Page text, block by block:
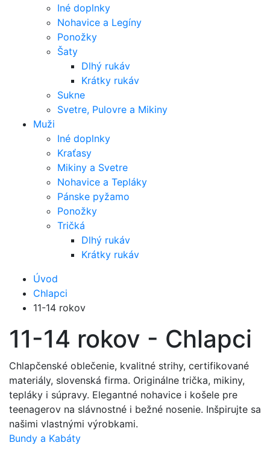
Iné doplnky
Nohavice a Legíny
Ponožky
Šaty
Dlhý rukáv
Krátky rukáv
Sukne
Svetre, Pulovre a Mikiny
Muži
Iné doplnky
Kraťasy
Mikiny a Svetre
Nohavice a Tepláky
Pánske pyžamo
Ponožky
Tričká
Dlhý rukáv
Krátky rukáv
Úvod
Chlapci
11-14 rokov
11-14 rokov - Chlapci
Chlapčenské oblečenie, kvalitné strihy, certifikované
materiály, slovenská firma. Originálne trička, mikiny,
tepláky i súpravy. Elegantné nohavice i košele pre
teenagerov na slávnostné i bežné nosenie. Inšpirujte sa
našimi vlastnými výrobkami.
Bundy a Kabáty